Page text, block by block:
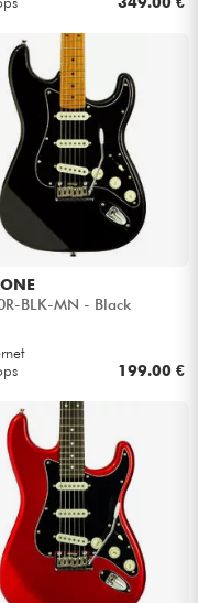
an
BLK-MN - Black
199.00 €